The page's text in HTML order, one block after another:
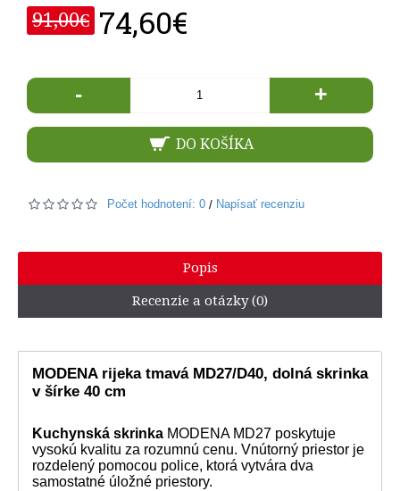
91,00€ 74,60€
- +
DO KOŠÍKA
Počet hodnotení: 0 / Napísať recenziu
Popis
Recenzie a otázky (0)
MODENA rijeka tmavá MD27/D40, dolná skrinka
v šírke 40 cm
Kuchynská skrinka MODENA MD27 poskytuje
vysokú kvalitu za rozumnú cenu. Vnútorný priestor je
rozdelený pomocou police, ktorá vytvára dva
samostatné úložné priestory.